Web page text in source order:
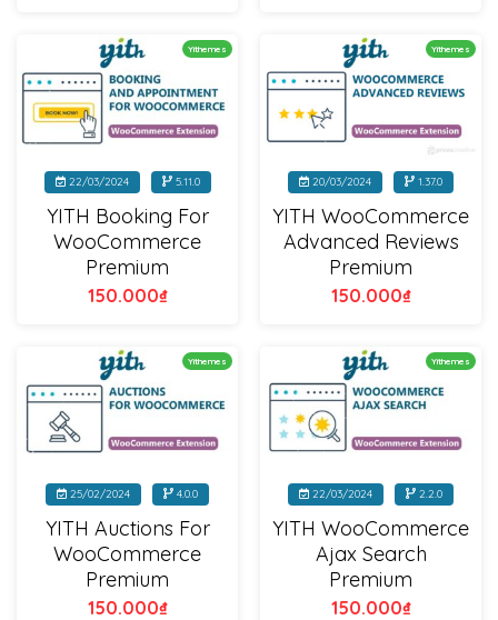
Yithemes
22/03/2024 5.11.0
YITH Booking For
WooCommerce
Premium
150.000₫
Yithemes
20/03/2024 1.37.0
YITH WooCommerce
Advanced Reviews
Premium
150.000₫
Yithemes
25/02/2024 4.0.0
YITH Auctions For
WooCommerce
Premium
150.000₫
Yithemes
22/03/2024 2.2.0
YITH WooCommerce
Ajax Search
Premium
150.000₫